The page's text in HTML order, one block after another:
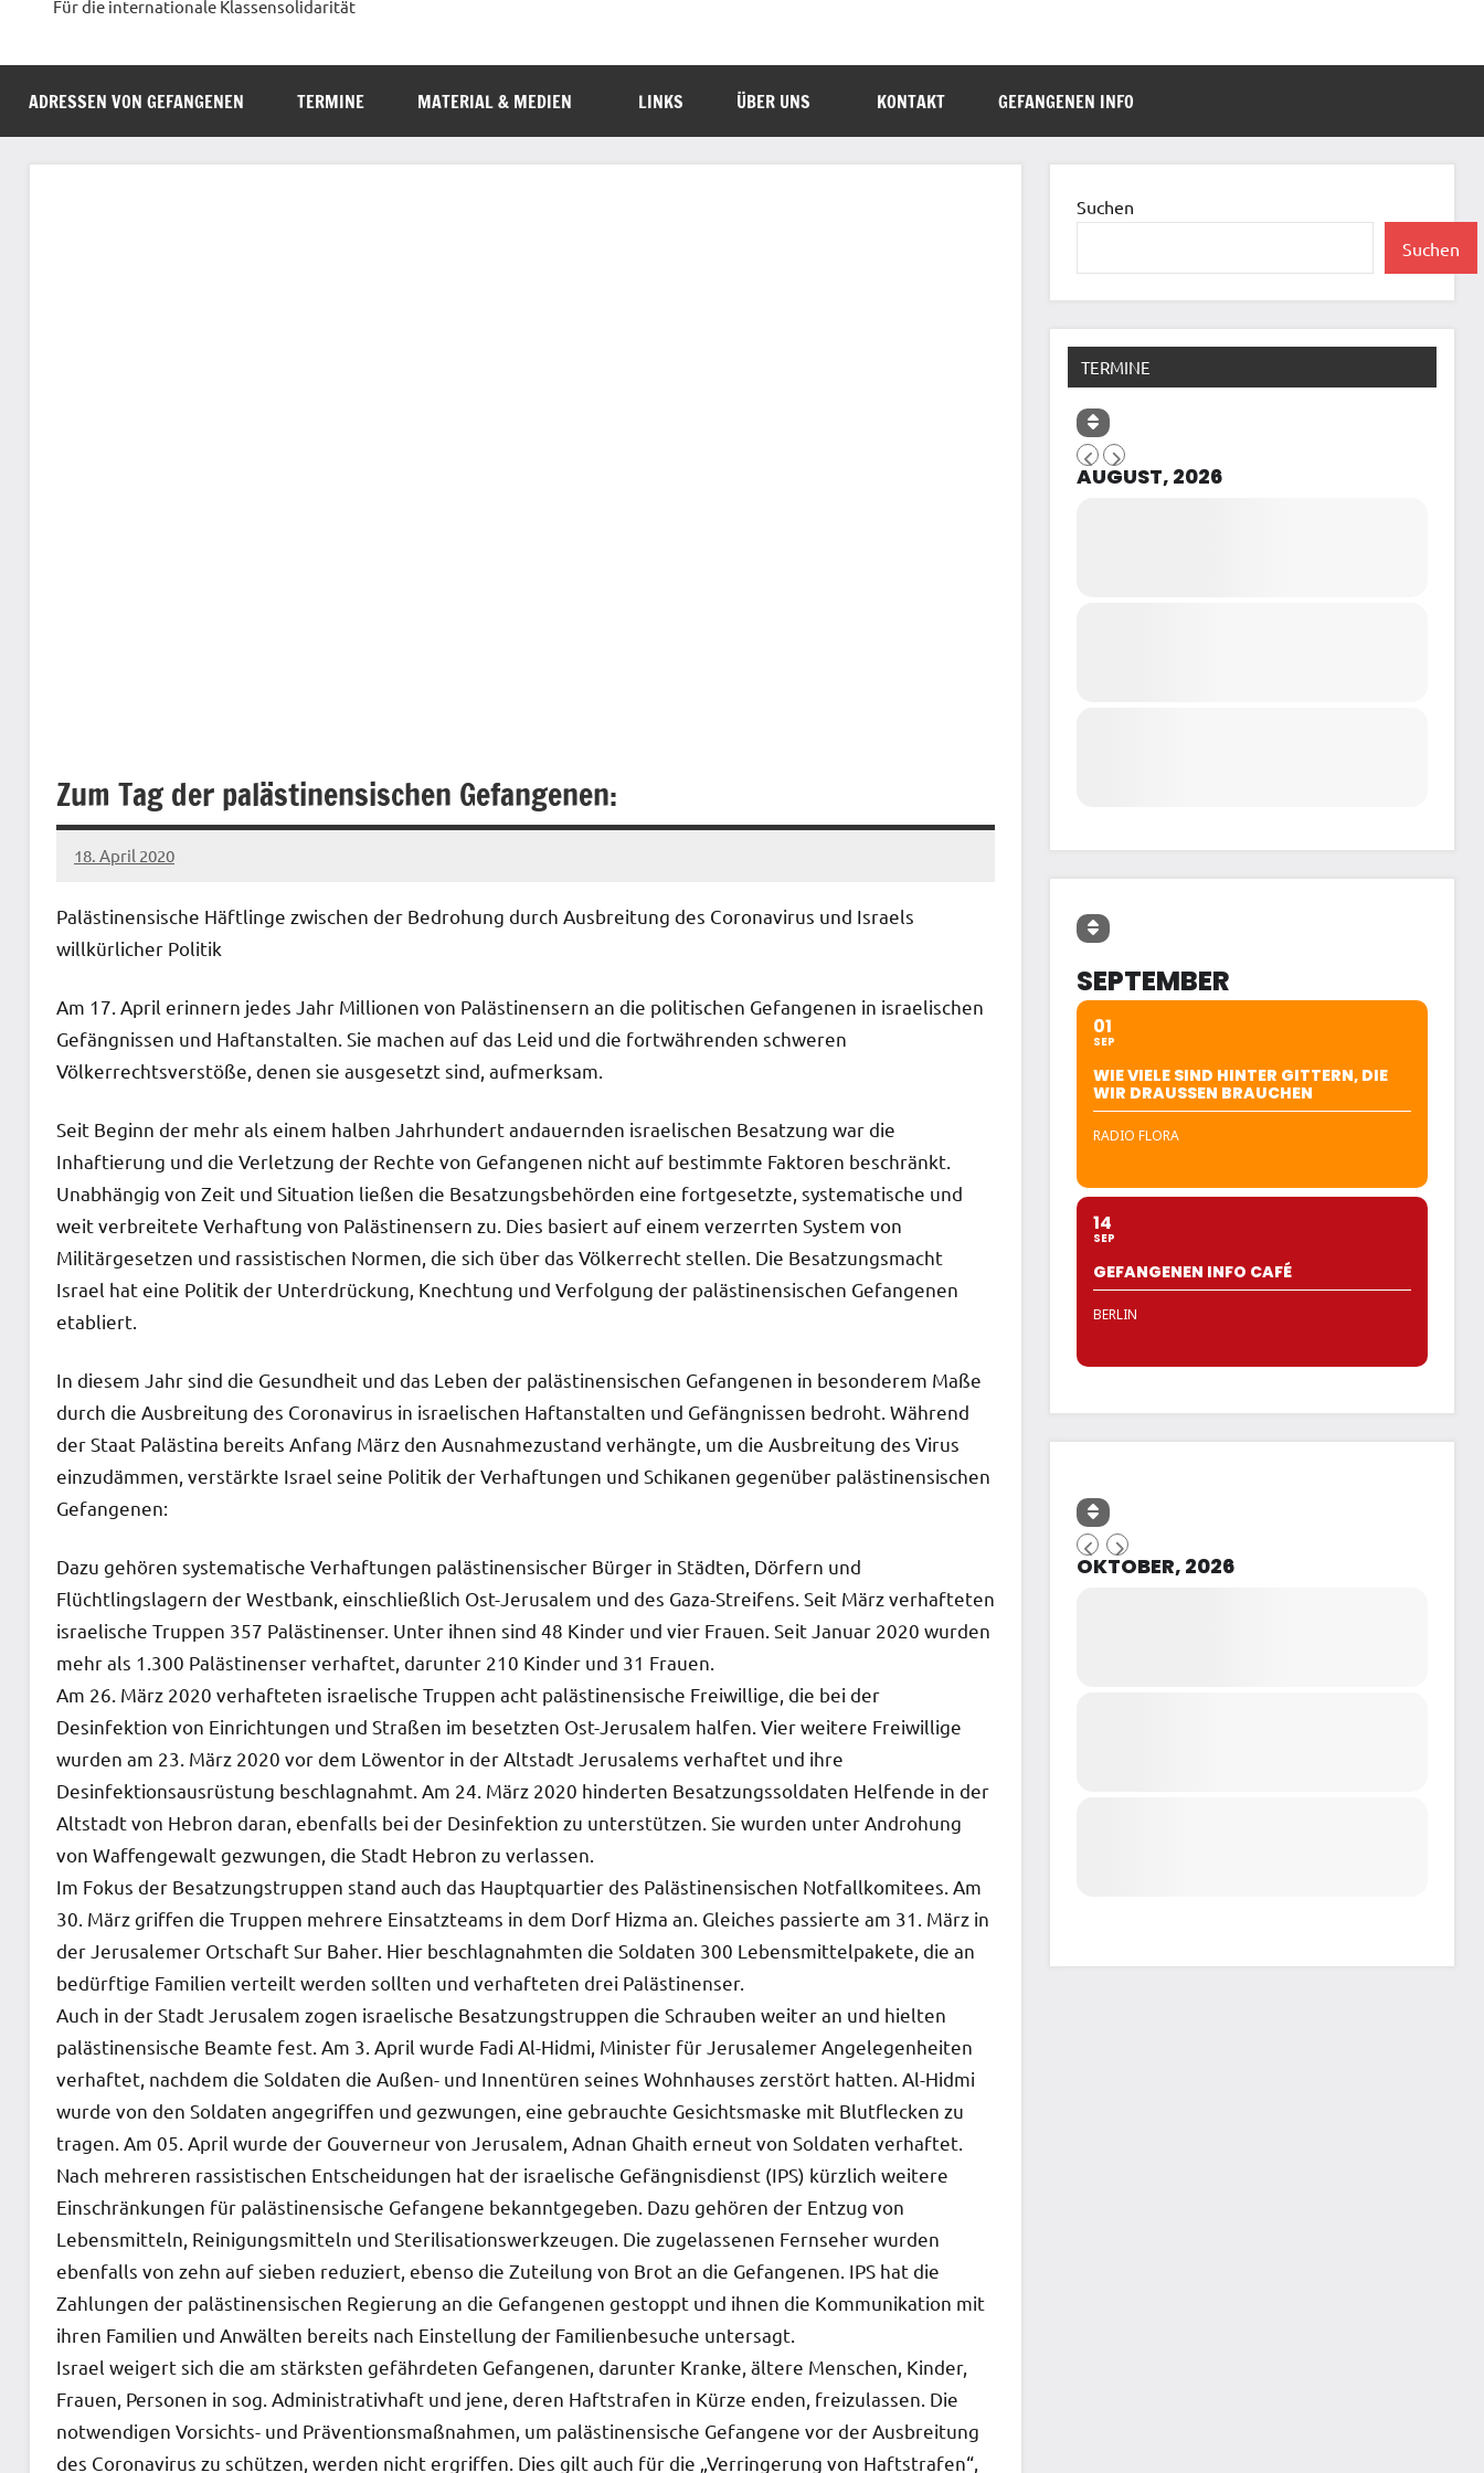
Für die internationale Klassensolidarität
ADRESSEN VON GEFANGENEN TERMINE MATERIAL & MEDIEN LINKS ÜBER UNS KONTAKT GEFANGENEN INFO
Zum Tag der palästinensischen Gefangenen:
18. April 2020
admin
Palästinensische Häftlinge zwischen der Bedrohung durch Ausbreitung des Coronavirus und Israels
willkürlicher Politik
Am 17. April erinnern jedes Jahr Millionen von Palästinensern an die politischen Gefangenen in israelischen
Gefängnissen und Haftanstalten. Sie machen auf das Leid und die fortwährenden schweren
Völkerrechtsverstöße, denen sie ausgesetzt sind, aufmerksam.
Seit Beginn der mehr als einem halben Jahrhundert andauernden israelischen Besatzung war die
Inhaftierung und die Verletzung der Rechte von Gefangenen nicht auf bestimmte Faktoren beschränkt.
Unabhängig von Zeit und Situation ließen die Besatzungsbehörden eine fortgesetzte, systematische und
weit verbreitete Verhaftung von Palästinensern zu. Dies basiert auf einem verzerrten System von
Militärgesetzen und rassistischen Normen, die sich über das Völkerrecht stellen. Die Besatzungsmacht
Israel hat eine Politik der Unterdrückung, Knechtung und Verfolgung der palästinensischen Gefangenen
etabliert.
In diesem Jahr sind die Gesundheit und das Leben der palästinensischen Gefangenen in besonderem Maße
durch die Ausbreitung des Coronavirus in israelischen Haftanstalten und Gefängnissen bedroht. Während
der Staat Palästina bereits Anfang März den Ausnahmezustand verhängte, um die Ausbreitung des Virus
einzudämmen, verstärkte Israel seine Politik der Verhaftungen und Schikanen gegenüber palästinensischen
Gefangenen:
Dazu gehören systematische Verhaftungen palästinensischer Bürger in Städten, Dörfern und
Flüchtlingslagern der Westbank, einschließlich Ost-Jerusalem und des Gaza-Streifens. Seit März verhafteten
israelische Truppen 357 Palästinenser. Unter ihnen sind 48 Kinder und vier Frauen. Seit Januar 2020 wurden
mehr als 1.300 Palästinenser verhaftet, darunter 210 Kinder und 31 Frauen.
Am 26. März 2020 verhafteten israelische Truppen acht palästinensische Freiwillige, die bei der
Desinfektion von Einrichtungen und Straßen im besetzten Ost-Jerusalem halfen. Vier weitere Freiwillige
wurden am 23. März 2020 vor dem Löwentor in der Altstadt Jerusalems verhaftet und ihre
Desinfektionsausrüstung beschlagnahmt. Am 24. März 2020 hinderten Besatzungssoldaten Helfende in der
Altstadt von Hebron daran, ebenfalls bei der Desinfektion zu unterstützen. Sie wurden unter Androhung
von Waffengewalt gezwungen, die Stadt Hebron zu verlassen.
Im Fokus der Besatzungstruppen stand auch das Hauptquartier des Palästinensischen Notfallkomitees. Am
30. März griffen die Truppen mehrere Einsatzteams in dem Dorf Hizma an. Gleiches passierte am 31. März in
der Jerusalemer Ortschaft Sur Baher. Hier beschlagnahmten die Soldaten 300 Lebensmittelpakete, die an
bedürftige Familien verteilt werden sollten und verhafteten drei Palästinenser.
Auch in der Stadt Jerusalem zogen israelische Besatzungstruppen die Schrauben weiter an und hielten
palästinensische Beamte fest. Am 3. April wurde Fadi Al-Hidmi, Minister für Jerusalemer Angelegenheiten
verhaftet, nachdem die Soldaten die Außen- und Innentüren seines Wohnhauses zerstört hatten. Al-Hidmi
wurde von den Soldaten angegriffen und gezwungen, eine gebrauchte Gesichtsmaske mit Blutflecken zu
tragen. Am 05. April wurde der Gouverneur von Jerusalem, Adnan Ghaith erneut von Soldaten verhaftet.
Nach mehreren rassistischen Entscheidungen hat der israelische Gefängnisdienst (IPS) kürzlich weitere
Einschränkungen für palästinensische Gefangene bekanntgegeben. Dazu gehören der Entzug von
Lebensmitteln, Reinigungsmitteln und Sterilisationswerkzeugen. Die zugelassenen Fernseher wurden
ebenfalls von zehn auf sieben reduziert, ebenso die Zuteilung von Brot an die Gefangenen. IPS hat die
Zahlungen der palästinensischen Regierung an die Gefangenen gestoppt und ihnen die Kommunikation mit
ihren Familien und Anwälten bereits nach Einstellung der Familienbesuche untersagt.
Israel weigert sich die am stärksten gefährdeten Gefangenen, darunter Kranke, ältere Menschen, Kinder,
Frauen, Personen in sog. Administrativhaft und jene, deren Haftstrafen in Kürze enden, freizulassen. Die
notwendigen Vorsichts- und Präventionsmaßnahmen, um palästinensische Gefangene vor der Ausbreitung
des Coronavirus zu schützen, werden nicht ergriffen. Dies gilt auch für die „Verringerung von Haftstrafen“,
Suchen
Suchen
TERMINE
AUGUST, 2026
SEPTEMBER
01
SEP
WIE VIELE SIND HINTER GITTERN, DIE
WIR DRAUSSEN BRAUCHEN
RADIO FLORA
14
SEP
GEFANGENEN INFO CAFÉ
BERLIN
OKTOBER, 2026